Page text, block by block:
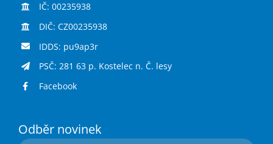
IČ: 00235938
DIČ: CZ00235938
IDDS: pu9ap3r
PSČ: 281 63 p. Kostelec n. Č. lesy
Facebook
Odběr novinek